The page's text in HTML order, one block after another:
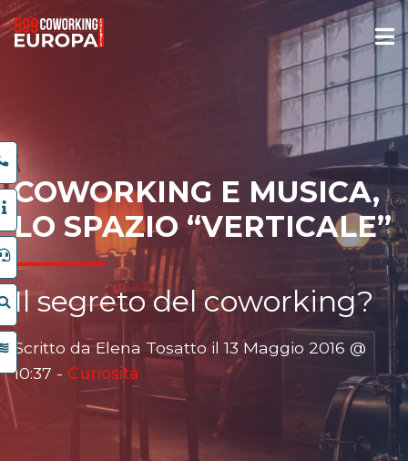
COWORKING E MUSICA,
LO SPAZIO “VERTICALE”
Il segreto del coworking?
Scritto da Elena Tosatto il 13 Maggio 2016 @
10:37 - Curiosità